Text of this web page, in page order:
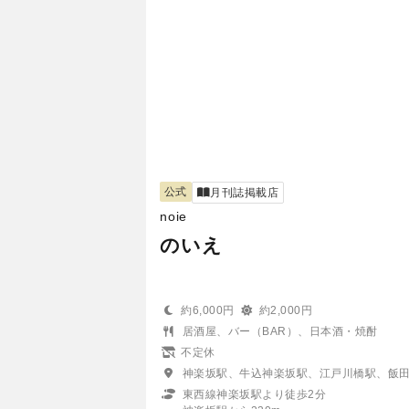
公式 月刊誌掲載店
noie
のいえ
約6,000円
約2,000円
居酒屋、バー（BAR）、日本酒・焼酎
不定休
神楽坂駅、牛込神楽坂駅、江戸川橋駅、飯
東西線神楽坂駅より徒歩2分